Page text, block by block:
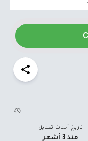
Contrairement à la
du transport de
تاريخ أحدث تعديل
منذ 3 أشهر